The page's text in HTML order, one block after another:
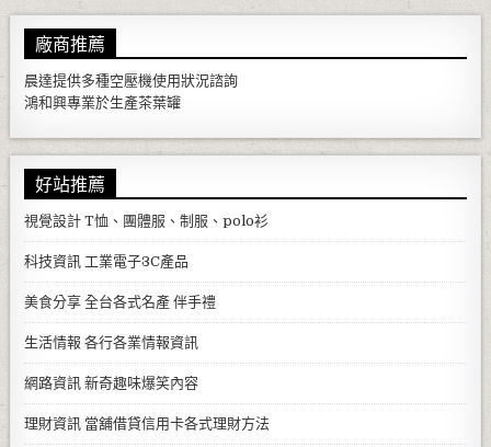
廠商推薦
晨達提供多種空壓機使用狀況諮詢
鴻和興專業於生產茶葉罐
好站推薦
視覺設計 T恤、團體服、制服、polo衫
科技資訊 工業電子3C產品
美食分享 全台各式名產 伴手禮
生活情報 各行各業情報資訊
網路資訊 新奇趣味爆笑內容
理財資訊 當舖借貸信用卡各式理財方法